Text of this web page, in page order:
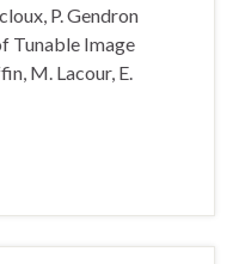
P. Gendron
Tunable Image
M. Lacour, E.